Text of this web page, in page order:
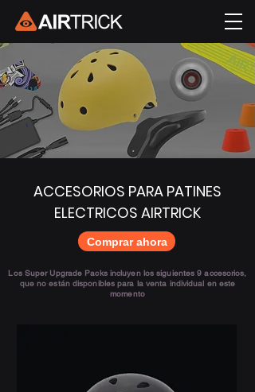
ACCESORIOS PARA PATINES
ELECTRICOS AIRTRICK
Comprar ahora
Los Super Upgrade Packs incluyen los siguientes 9 accesorios,
que no están disponibles para la venta individual en este
momento